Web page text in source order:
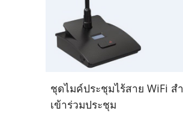
ชุดไมค์ประชุมไร้สาย WiFi ส
เข้าร่วมประชุม